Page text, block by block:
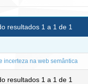
resultados 1 a 1 de 1
incerteza na web semântica
resultados 1 a 1 de 1